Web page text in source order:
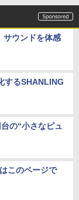
サウンドを体感
するSHANLING
の“小さなピュ
このページで